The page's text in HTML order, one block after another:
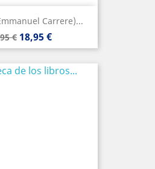
Carrere)...
€ Precio
18,95 €